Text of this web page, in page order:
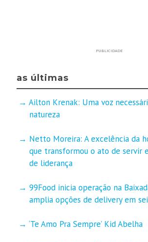
PUBLICIDADE
as últimas
Ailton Krenak: Uma voz
natureza
Netto Moreira: A excelência da
que transformou o ato de servir
de liderança
99Food inicia operação na
amplia opções de delivery em
‘Te Amo Pra Sempre’ Kid Abelha